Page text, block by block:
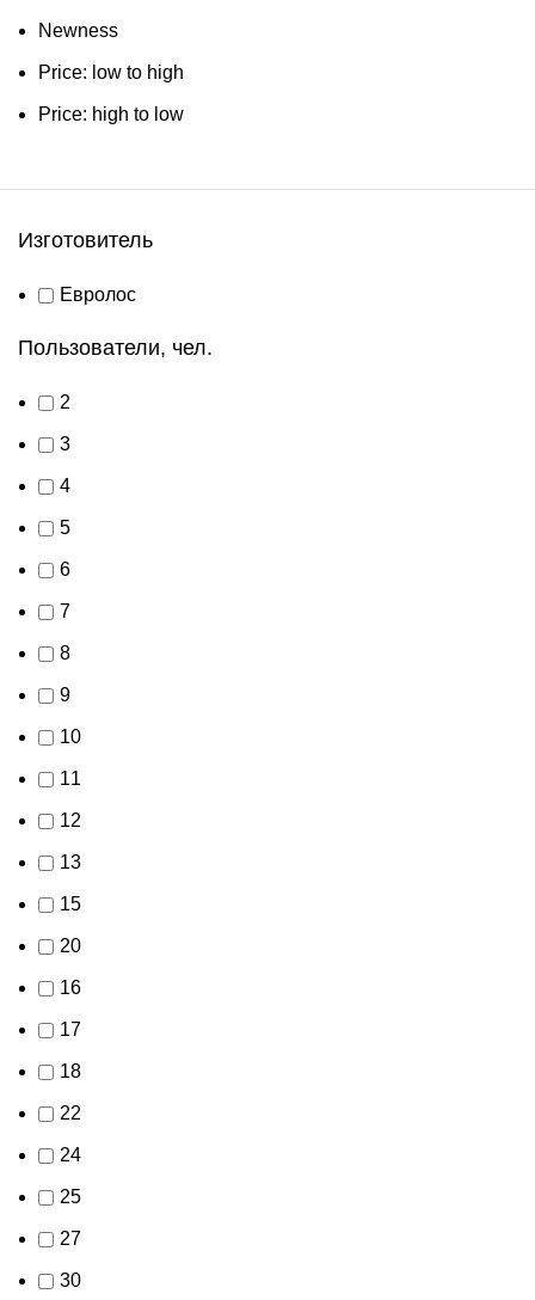
Newness
Price: low to high
Price: high to low
Изготовитель
Евролос
Пользователи, чел.
2
3
4
5
6
7
8
9
10
11
12
13
15
20
16
17
18
22
24
25
27
30